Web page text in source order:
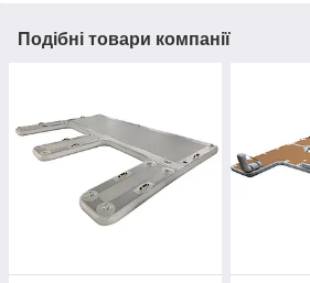
Подібні товари компанії